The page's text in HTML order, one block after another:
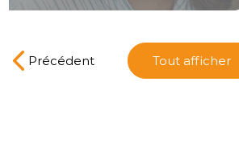
Précédent Tout afficher